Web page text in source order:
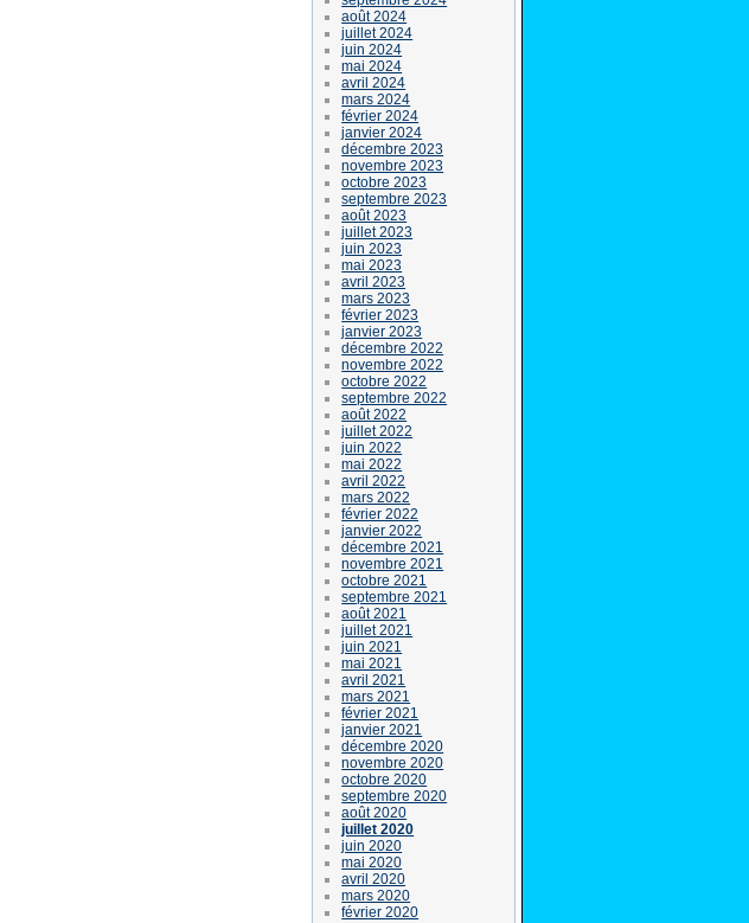
août 2024
juillet 2024
juin 2024
mai 2024
avril 2024
mars 2024
février 2024
janvier 2024
décembre 2023
novembre 2023
octobre 2023
septembre 2023
août 2023
juillet 2023
juin 2023
mai 2023
avril 2023
mars 2023
février 2023
janvier 2023
décembre 2022
novembre 2022
octobre 2022
septembre 2022
août 2022
juillet 2022
juin 2022
mai 2022
avril 2022
mars 2022
février 2022
janvier 2022
décembre 2021
novembre 2021
octobre 2021
septembre 2021
août 2021
juillet 2021
juin 2021
mai 2021
avril 2021
mars 2021
février 2021
janvier 2021
décembre 2020
novembre 2020
octobre 2020
septembre 2020
août 2020
juillet 2020
juin 2020
mai 2020
avril 2020
mars 2020
février 2020